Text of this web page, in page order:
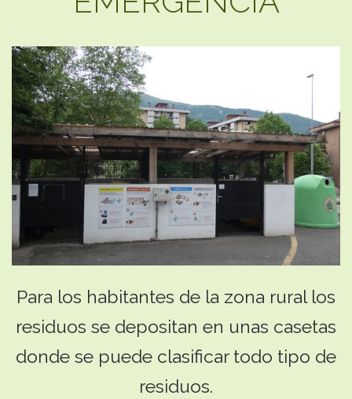
Para los habitantes de la zona rural los
residuos se depositan en unas casetas
donde se puede clasificar todo tipo de
residuos.